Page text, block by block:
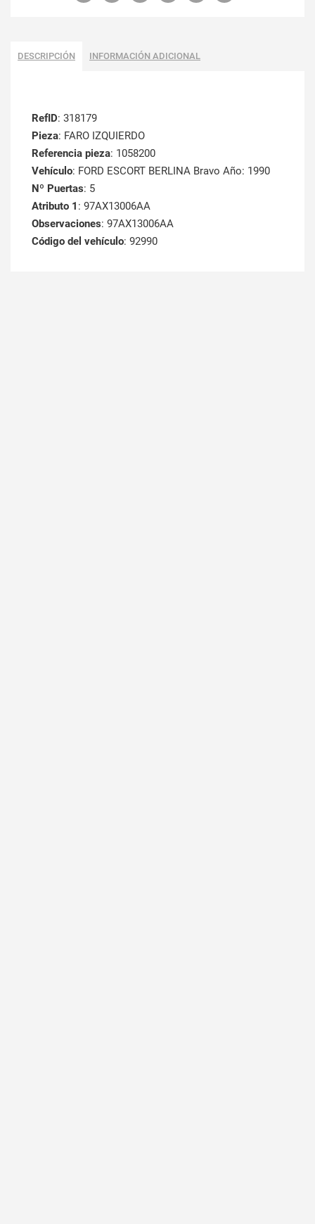
DESCRIPCIÓN INFORMACIÓN ADICIONAL
RefID: 318179
Pieza: FARO IZQUIERDO
Referencia pieza: 1058200
Vehículo: FORD ESCORT BERLINA Bravo Año: 1990
Nº Puertas: 5
Atributo 1 : 97AX13006AA
Observaciones: 97AX13006AA
Código del vehículo: 92990